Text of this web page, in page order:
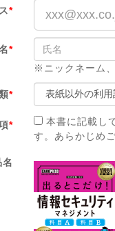
*
*
※ニックネーム
*
*
本書に記載し
す。あらかじめ
名